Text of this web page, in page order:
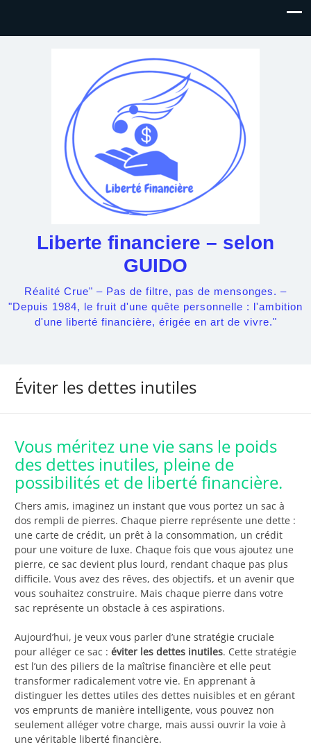
Liberte financiere – selon
GUIDO
Réalité Crue" – Pas de filtre, pas de mensonges. –
"Depuis 1984, le fruit d'une quête personnelle : l'ambition
d'une liberté financière, érigée en art de vivre."
Éviter les dettes inutiles
Vous méritez une vie sans le poids
des dettes inutiles, pleine de
possibilités et de liberté financière.
Chers amis, imaginez un instant que vous portez un sac à
dos rempli de pierres. Chaque pierre représente une dette :
une carte de crédit, un prêt à la consommation, un crédit
pour une voiture de luxe. Chaque fois que vous ajoutez une
pierre, ce sac devient plus lourd, rendant chaque pas plus
difficile. Vous avez des rêves, des objectifs, et un avenir que
vous souhaitez construire. Mais chaque pierre dans votre
sac représente un obstacle à ces aspirations.
Aujourd’hui, je veux vous parler d’une stratégie cruciale
pour alléger ce sac : éviter les dettes inutiles. Cette stratégie
est l’un des piliers de la maîtrise financière et elle peut
transformer radicalement votre vie. En apprenant à
distinguer les dettes utiles des dettes nuisibles et en gérant
vos emprunts de manière intelligente, vous pouvez non
seulement alléger votre charge, mais aussi ouvrir la voie à
une véritable liberté financière.